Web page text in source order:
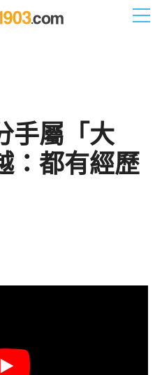
手屬「大
：都有經歷